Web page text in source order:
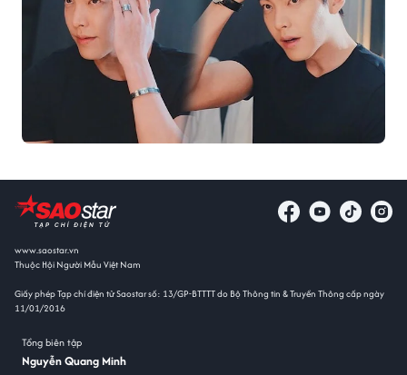
www.saostar.vn
Thuộc Hội Người Mẫu Việt Nam
Giấy phép Tạp chí điện tử Saostar số: 13/GP-BTTTT do Bộ Thông tin & Truyền Thông cấp ngày
11/01/2016
Tổng biên tập
Nguyễn Quang Minh